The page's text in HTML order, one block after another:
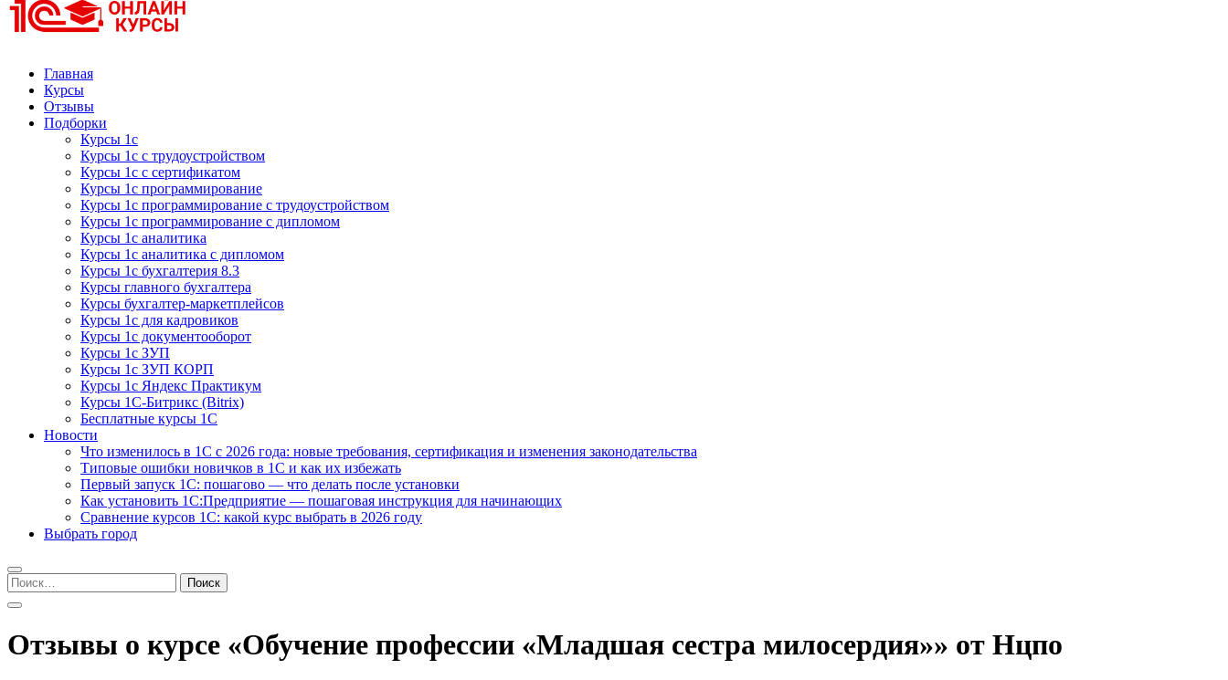
Курсы 1С
Курсы 1С официальная сертификация
Главная
Курсы
Отзывы
Подборки
Курсы 1с
Курсы 1с с трудоустройством
Курсы 1с с сертификатом
Курсы 1с программирование
Курсы 1с программирование с трудоустройством
Курсы 1с программирование с дипломом
Курсы 1с аналитика
Курсы 1с аналитика с дипломом
Курсы 1с бухгалтерия 8.3
Курсы главного бухгалтера
Курсы бухгалтер-маркетплейсов
Курсы 1с для кадровиков
Курсы 1с документооборот
Курсы 1с ЗУП
Курсы 1с ЗУП КОРП
Курсы 1с Яндекс Практикум
Курсы 1С-Битрикс (Bitrix)
Бесплатные курсы 1С
Новости
Что изменилось в 1С с 2026 года: новые требования, сертификация и изменения законодательства
Типовые ошибки новичков в 1С и как их избежать
Первый запуск 1С: пошагово — что делать после установки
Как установить 1С:Предприятие — пошаговая инструкция для начинающих
Сравнение курсов 1С: какой курс выбрать в 2026 году
Выбрать город
Найти:
Отзывы о курсе «Обучение профессии «Младшая сестра милосердия»» от Нцпо